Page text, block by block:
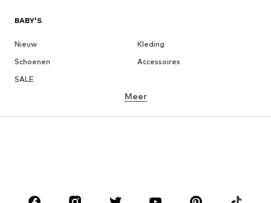
BABY'S
Nieuw
Kleding
Schoenen
Accessoires
SALE
Meer